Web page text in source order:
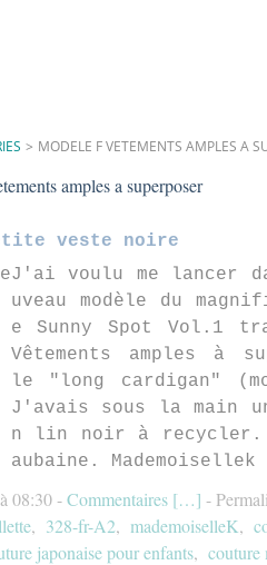
> MODELE F VETEMENTS AMPLES A
amples a superposer
veste noire
J'ai voulu me lancer
uveau modèle du
e Sunny Spot Vol.1
Vêtements amples à
le "long cardigan"
J'avais sous la main
n lin noir à recycler.
aubaine. Mademoisellek
08:30 -Commentaires […] -
, 328-fr-A2, mademoiselleK,
japonaise pour enfants, couture